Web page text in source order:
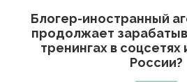
Блогер-иностранный
продолжает
тренингах в соцсетях
России?